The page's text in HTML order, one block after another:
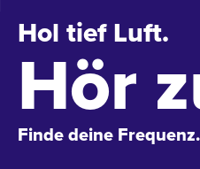
Hol tief Luft.
Hör
Finde deine Frequenz.